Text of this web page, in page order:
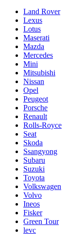
Land Rover
Lexus
Lotus
Maserati
Mazda
Mercedes
Mini
Mitsubishi
Nissan
Opel
Peugeot
Porsche
Renault
Rolls-Royce
Seat
Skoda
Ssangyong
Subaru
Suzuki
Toyota
Volkswagen
Volvo
Ineos
Fisker
Green Tour
levc